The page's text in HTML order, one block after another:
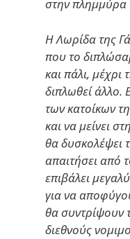
στην
Η Λωρίδα της
που το
και πάλι, μέχρι
διπλωθεί άλλο.
των κατοίκων
και να μείνει
θα δυσκολέψει
απαιτήσει από
επιβάλει
για να
θα συντρίψουν
διεθνούς